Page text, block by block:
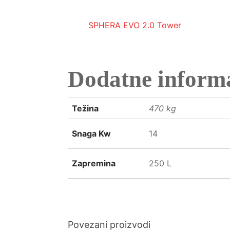
SPHERA EVO 2.0 Tower
Dodatne
Težina 470 kg
Snaga Kw 14
Zapremina 250 L
Povezani proizvodi